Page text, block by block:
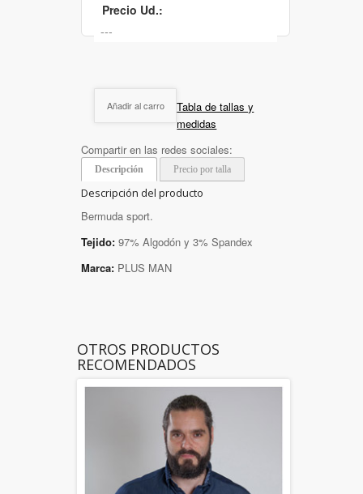
Precio Ud.:
Añadir al carro
Tabla de tallas y
medidas
Compartir en las redes sociales:
Descripción Precio por talla
Descripción del producto
Bermuda sport.
Tejido: 97% Algodón y 3% Spandex
Marca: PLUS MAN
OTROS PRODUCTOS
RECOMENDADOS